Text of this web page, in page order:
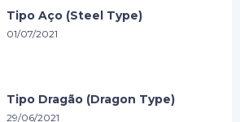
Tipo Aço (Steel Type)
01/07/2021
Tipo Dragão (Dragon Type)
29/06/2021